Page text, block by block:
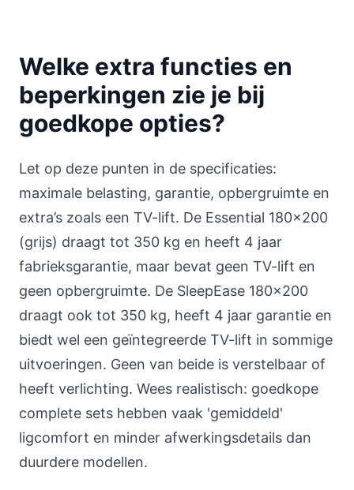
Welke extra functies en
beperkingen zie je bij
goedkope opties?
Let op deze punten in de specificaties:
maximale belasting, garantie, opbergruimte en
extra’s zoals een TV-lift. De Essential 180x200
(grijs) draagt tot 350 kg en heeft 4 jaar
fabrieksgarantie, maar bevat geen TV-lift en
geen opbergruimte. De SleepEase 180x200
draagt ook tot 350 kg, heeft 4 jaar garantie en
biedt wel een geïntegreerde TV-lift in sommige
uitvoeringen. Geen van beide is verstelbaar of
heeft verlichting. Wees realistisch: goedkope
complete sets hebben vaak 'gemiddeld'
ligcomfort en minder afwerkingsdetails dan
duurdere modellen.